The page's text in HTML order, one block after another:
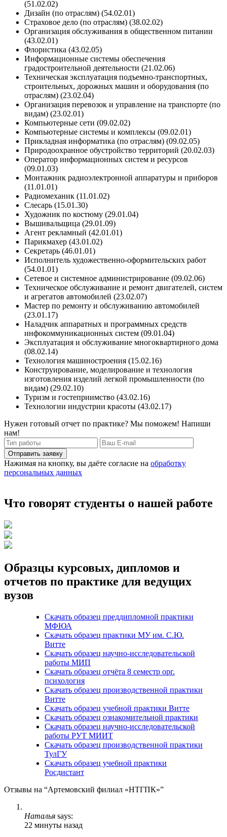
(51.02.02)
Дизайн (по отраслям) (54.02.01)
Страховое дело (по отраслям) (38.02.02)
Организация обслуживания в общественном питании
(43.02.01)
Флористика (43.02.05)
Информационные системы обеспечения
градостроительной деятельности (21.02.06)
Техническая эксплуатация подъемно-транспортных,
строительных, дорожных машин и оборудования (по
отраслям) (23.02.04)
Организация перевозок и управление на транспорте (по
видам) (23.02.01)
Компьютерные сети (09.02.02)
Компьютерные системы и комплексы (09.02.01)
Прикладная информатика (по отраслям) (09.02.05)
Природоохранное обустройство территорий (20.02.03)
Оператор информационных систем и ресурсов
(09.01.03)
Монтажник радиоэлектронной аппаратуры и приборов
(11.01.01)
Радиомеханик (11.01.02)
Слесарь (15.01.30)
Художник по костюму (29.01.04)
Вышивальщица (29.01.09)
Агент рекламный (42.01.01)
Парикмахер (43.01.02)
Секретарь (46.01.01)
Исполнитель художественно-оформительских работ
(54.01.01)
Сетевое и системное администрирование (09.02.06)
Техническое обслуживание и ремонт двигателей, систем
и агрегатов автомобилей (23.02.07)
Мастер по ремонту и обслуживанию автомобилей
(23.01.17)
Наладчик аппаратных и программных средств
инфокоммуникационных систем (09.01.04)
Эксплуатация и обслуживание многоквартирного дома
(08.02.14)
Технология машиностроения (15.02.16)
Конструирование, моделирование и технология
изготовления изделий легкой промышленности (по
видам) (29.02.10)
Туризм и гостеприимство (43.02.16)
Технологии индустрии красоты (43.02.17)
Нужен готовый отчет по практике? Мы поможем! Напиши
нам!
Отправить заявку
Нажимая на кнопку, вы даёте согласие на обработку
персональных данных
Что говорят студенты о нашей работе
Образцы курсовых, дипломов и
отчетов по практике для ведущих
вузов
Скачать образец преддипломной практики
МФЮА
Скачать образец практики МУ им. С.Ю.
Витте
Скачать образец научно-исследовательской
работы МИП
Скачать образец отчёта 8 семестр орг.
психология
Скачать образец производственной практики
Витте
Скачать образец учебной практики Витте
Скачать образец ознакомительной практики
Скачать образец научно-исследовательской
работы РУТ МИИТ
Скачать образец производственной практики
ТулГУ
Скачать образец учебной практики
Росдистант
Отзывы на “Артемовский филиал «НТГПК»”
Наталья says:
22 минуты назад